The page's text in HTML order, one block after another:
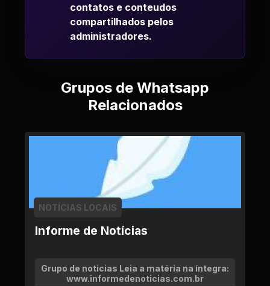
contatos e conteudos
compartilhados pelos
administradores.
Grupos de Whatsapp
Relacionados
Informe de Notícias
NOTÍCIAS LOCAIS
Grupo de noticias Leia a matéria na íntegra:
www.informedenoticias.com.br